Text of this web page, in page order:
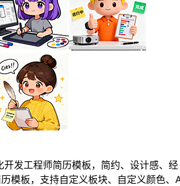
发工程师简历模板，简约、设计感、经
模板，支持自定义板块、自定义颜色、